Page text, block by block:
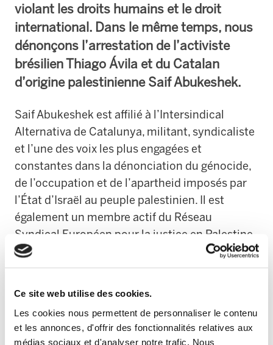
Ce site web utilise des cookies.
Les cookies nous permettent de personnaliser le contenu
et les annonces, d'offrir des fonctionnalités relatives aux
médias sociaux et d'analyser notre trafic. Nous
violant les droits humains et le droit
international. Dans le même temps, nous
dénonçons l’arrestation de l’activiste
brésilien Thiago Ávila et du Catalan
d’origine palestinienne Saif Abukeshek.
Saif Abukeshek est affilié à l’Intersindical
Alternativa de Catalunya, militant, syndicaliste
et l’une des voix les plus engagées et
constantes dans la dénonciation du génocide,
de l’occupation et de l’apartheid imposés par
l’État d’Israël au peuple palestinien. Il est
également un membre actif du Réseau
Syndical Européen pour la justice en Palestine.
De son côté, Thiago Ávila est l’un des visages
les plus visibles de la Global Sumud Flotilla.
Par ce communiqué, nous dénonçons le fait
que Saif et Thiago ont été arrêtés puis
transférés en Israël, et que depuis leur